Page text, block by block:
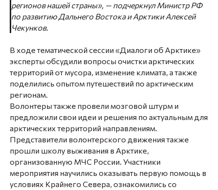
регионов нашей страны», — подчеркнул Министр РФ
по развитию Дальнего Востока и Арктики Алексей
Чекунков.
В ходе тематической сессии «Диалоги об Арктике»
эксперты обсудили вопросы очистки арктических
территорий от мусора, изменение климата, а также
поделились опытом путешествий по арктическим
регионам.
Волонтеры также провели мозговой штурм и
предложили свои идеи и решения по актуальным для
арктических территорий направлениям.
Представители волонтерского движения также
прошли школу выживания в Арктике,
организованную МЧС России. Участники
мероприятия научились оказывать первую помощь в
условиях Крайнего Севера, ознакомились со